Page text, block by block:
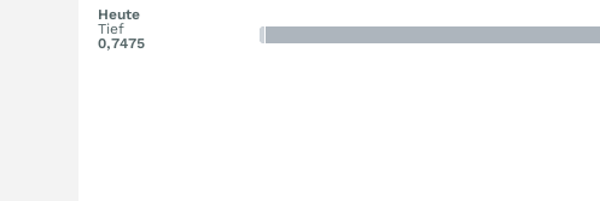
Heute
Tief
0,7475